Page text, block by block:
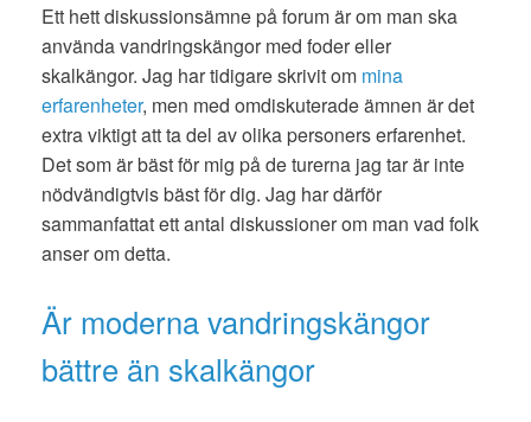
Ett hett diskussionsämne på forum är om man ska
använda vandringskängor med foder eller
skalkängor. Jag har tidigare skrivit om mina
erfarenheter, men med omdiskuterade ämnen är det
extra viktigt att ta del av olika personers erfarenhet.
Det som är bäst för mig på de turerna jag tar är inte
nödvändigtvis bäst för dig. Jag har därför
sammanfattat ett antal diskussioner om man vad folk
anser om detta.
Är moderna vandringskängor
bättre än skalkängor